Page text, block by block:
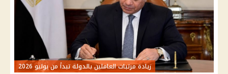
زيادة مرتبات العاملين بالدولة تبدأ من يوليو 2026